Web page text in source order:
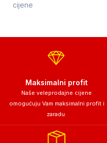
cijene
Maksimalni profit
Naše veleprodajne cijene
omogućuju Vam maksimalni profit i
zaradu.